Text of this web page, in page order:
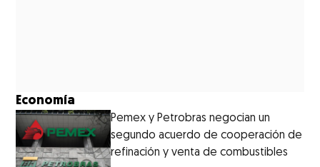
Economía
Pemex y Petrobras negocian un
segundo acuerdo de cooperación de
refinación y venta de combustibles